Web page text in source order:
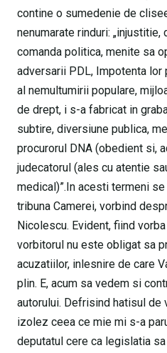
contine o sumedenie de
nenumarate rinduri:
comanda politica, menite sa
adversarii PDL, Impotenta lor
al nemultumirii populare,
de drept, i s-a fabricat in
subtire, diversiune publica,
procurorul DNA (obedient si,
judecatorul (ales cu atentie
medical)”.In acesti termeni
tribuna Camerei, vorbind
Nicolescu. Evident, fiind
vorbitorul nu este obligat sa
acuzatiilor, inlesnire de care
plin. E, acum sa vedem si
autorului. Defrisind hatisul de
izolez ceea ce mie mi s-a
deputatul cere ca legislatia